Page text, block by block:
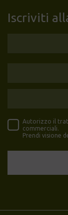
Iscriviti
Autorizzo il
commerciali.
Prendi visione